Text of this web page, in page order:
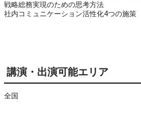
戦略総務実現のための思考方法
社内コミュニケーション活性化4つの施策
講演・出演可能エリア
全国